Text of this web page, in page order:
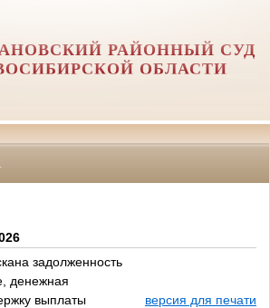
РАЙОННЫЙ СУД
ОБЛАСТИ
задолженность
денежная
выплаты
версия для печати